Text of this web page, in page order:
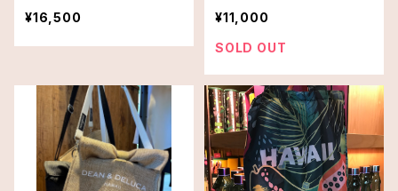
¥16,500
¥11,000
SOLD OUT